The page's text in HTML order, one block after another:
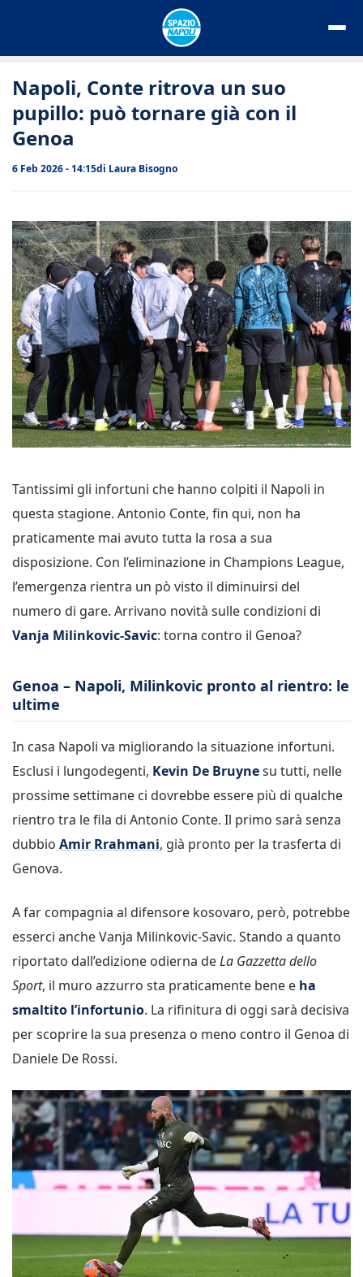
Napoli, Conte ritrova un suo
pupillo: può tornare già con il
Genoa
6 Feb 2026 - 14:15di Laura Bisogno
Tantissimi gli infortuni che hanno colpiti il Napoli in
questa stagione. Antonio Conte, fin qui, non ha
praticamente mai avuto tutta la rosa a sua
disposizione. Con l’eliminazione in Champions League,
l’emergenza rientra un pò visto il diminuirsi del
numero di gare. Arrivano novità sulle condizioni di
Vanja Milinkovic-Savic: torna contro il Genoa?
Genoa – Napoli, Milinkovic pronto al rientro: le
ultime
In casa Napoli va migliorando la situazione infortuni.
Esclusi i lungodegenti, Kevin De Bruynesu tutti, nelle
prossime settimane ci dovrebbe essere più di qualche
rientro tra le fila di Antonio Conte. Il primo sarà senza
dubbio Amir Rrahmani, già pronto per la trasferta di
Genova.
A far compagnia al difensore kosovaro, però, potrebbe
esserci anche Vanja Milinkovic-Savic. Stando a quanto
riportato dall’edizione odierna deLa Gazzetta dello
Sport, il muro azzurro sta praticamente bene e ha
smaltito l’infortunio. La rifinitura di oggi sarà decisiva
per scoprire la sua presenza o meno contro il Genoa di
Daniele De Rossi.